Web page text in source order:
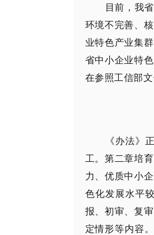
目前，我
环境不完善、
业特色产业集
省中小企业特
在参照工信部
《办法》
工。第二章培
力、优质中小
色化发展水平
报、初审、复
定情形等内容